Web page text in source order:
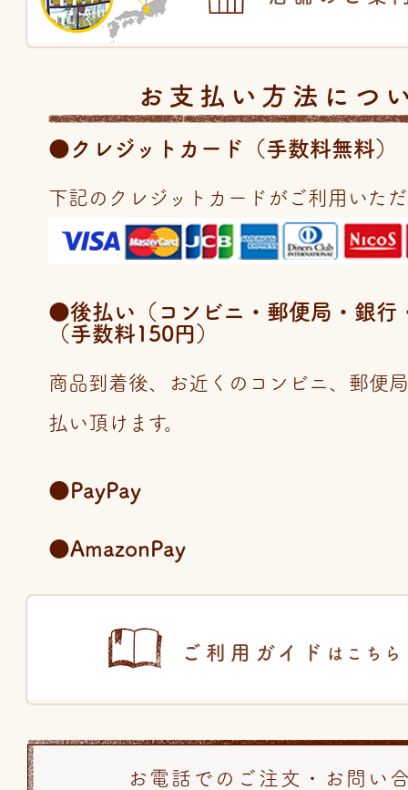
お支払い方法につ
●クレジットカード（手数料無料）
下記のクレジットカードがご利用いた
●後払い（コンビニ・郵便局・銀行
（手数料150円）
商品到着後、お近くのコンビニ、郵便
払い頂けます。
●PayPay
●AmazonPay
ご利用ガイド はこちら
お電話でのご注文・お問い